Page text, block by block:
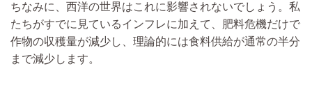
ちなみに、西洋の世界はこれに影響されないでしょう。私
たちがすでに見ているインフレに加えて、肥料危機だけで
作物の収穫量が減少し、理論的には食料供給が通常の半分
まで減少します。